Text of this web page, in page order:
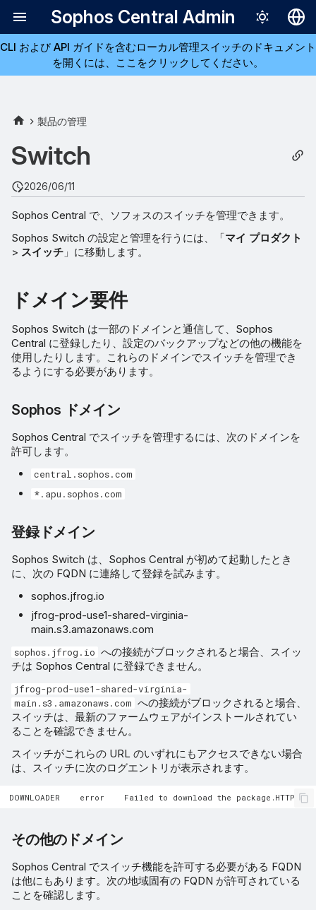
Sophos Central Admin
Deutsch
English
Português
CLI および API ガイドを含むローカル管理スイッチのドキュメント
を開くには、ここをクリックしてください。
製品の管理
Switch
2026/06/11
Sophos Central で、ソフォスのスイッチを管理できます。
Sophos Switch の設定と管理を行うには、「マイ プロダクト
> スイッチ 」に移動します。
ドメイン要件
Sophos Switch は一部のドメインと通信して、Sophos
Central に登録したり、設定のバックアップなどの他の機能を
使用したりします。これらのドメインでスイッチを管理でき
るようにする必要があります。
Sophos ドメイン
Sophos Central でスイッチを管理するには、次のドメインを
許可します。
central.sophos.com
*.apu.sophos.com
登録ドメイン
Sophos Switch は、Sophos Central が初めて起動したとき
に、次の FQDN に連絡して登録を試みます。
sophos.jfrog.io
jfrog-prod-use1-shared-virginia-
main.s3.amazonaws.com
sophos.jfrog.io への接続がブロックされると場合、スイッ
チは Sophos Central に登録できません。
jfrog-prod-use1-shared-virginia-
main.s3.amazonaws.com への接続がブロックされると場合、
スイッチは、最新のファームウェアがインストールされてい
ることを確認できません。
スイッチがこれらの URL のいずれにもアクセスできない場合
は、スイッチに次のログエントリが表示されます。
その他のドメイン
Sophos Central でスイッチ機能を許可する必要がある FQDN
は他にもあります。次の地域固有の FQDN が許可されている
ことを確認します。